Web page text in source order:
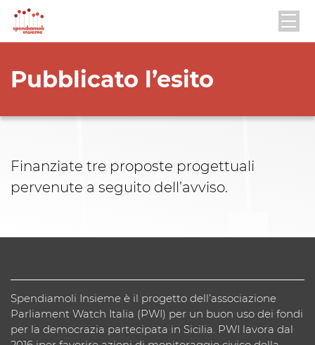
Pubblicato l’esito
Finanziate tre proposte progettuali
pervenute a seguito dell’avviso.
Spendiamoli Insieme è il progetto dell’associazione
Parliament Watch Italia (PWI) per un buon uso dei fondi
per la democrazia partecipata in Sicilia. PWI lavora dal